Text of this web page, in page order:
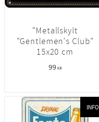
"Metallskylt
"Gentlemen's Club"
15x20 cm
99KR
INFO